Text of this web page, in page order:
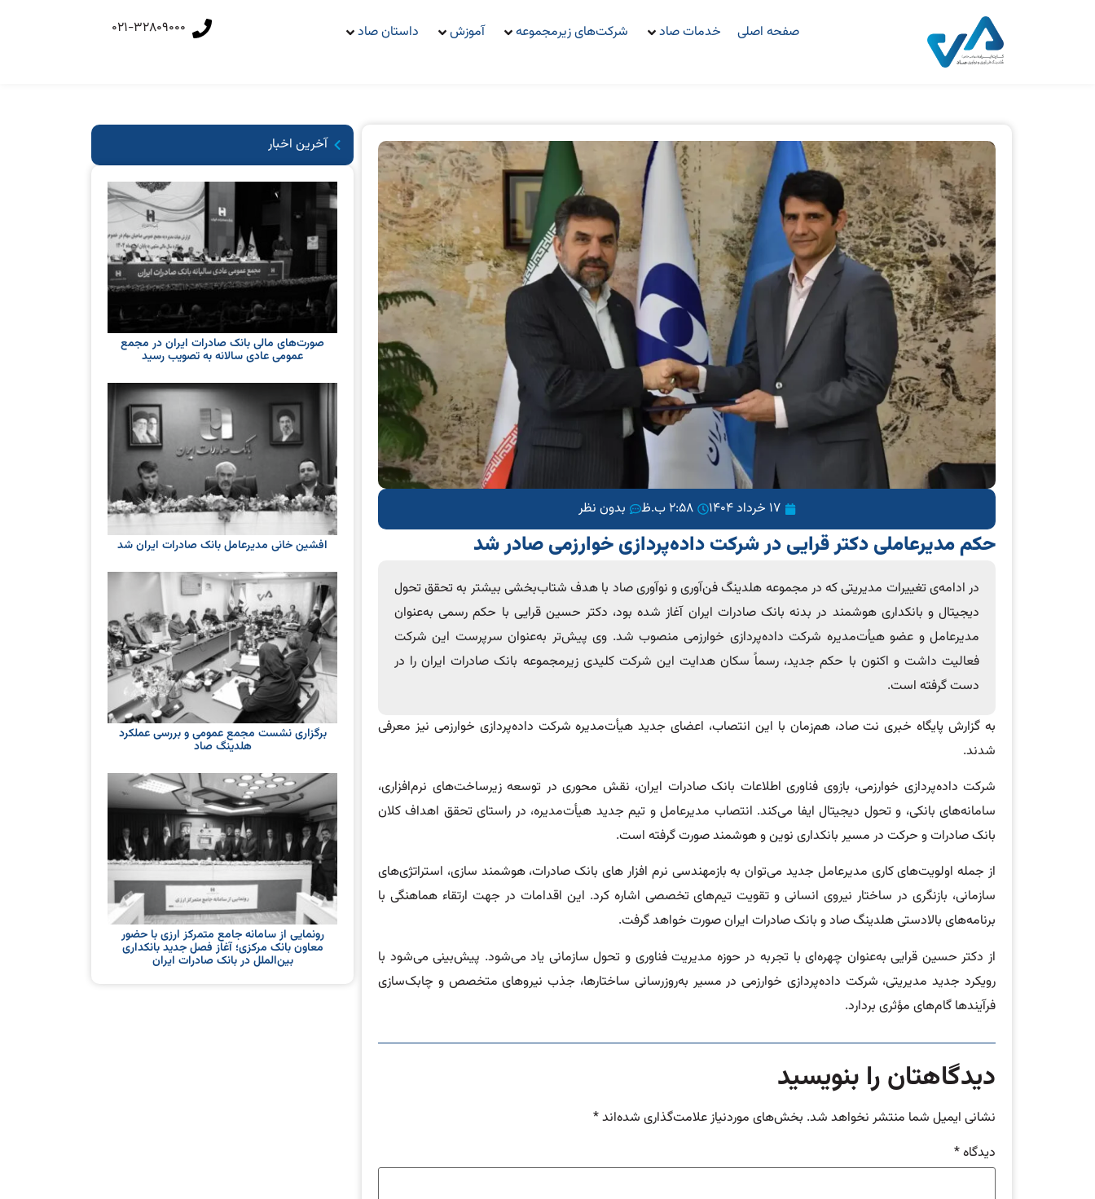
صفحه اصلی خدمات صاد شرکت‌های زیرمجموعه آموزش داستان صاد 021-32809000
17 خرداد 1404 2:58 ب.ظ بدون نظر
حکم مدیرعاملی دکتر قرایی در شرکت داده‌پردازی خوارزمی صادر شد
در ادامه‌ی تغییرات مدیریتی که در مجموعه هلدینگ فن‌آوری و نوآوری صاد با هدف شتاب‌بخشی بیشتر به تحقق تحول
دیجیتال و بانکداری هوشمند در بدنه بانک صادرات ایران آغاز شده بود، دکتر حسین قرایی با حکم رسمی به‌عنوان
مدیرعامل و عضو هیأت‌مدیره شرکت داده‌پردازی خوارزمی منصوب شد. وی پیش‌تر به‌عنوان سرپرست این شرکت
فعالیت داشت و اکنون با حکم جدید، رسماً سکان هدایت این شرکت کلیدی زیرمجموعه بانک صادرات ایران را در
دست گرفته است.
به گزارش پایگاه خبری نت صاد، هم‌زمان با این انتصاب، اعضای جدید هیأت‌مدیره شرکت داده‌پردازی خوارزمی نیز معرفی
شدند.
شرکت داده‌پردازی خوارزمی، بازوی فناوری اطلاعات بانک صادرات ایران، نقش محوری در توسعه زیرساخت‌های نرم‌افزاری،
سامانه‌های بانکی، و تحول دیجیتال ایفا می‌کند. انتصاب مدیرعامل و تیم جدید هیأت‌مدیره، در راستای تحقق اهداف کلان
بانک صادرات و حرکت در مسیر بانکداری نوین و هوشمند صورت گرفته است.
از جمله اولویت‌های کاری مدیرعامل جدید می‌توان به بازمهندسی نرم افزار های بانک صادرات، هوشمند سازی، استراتژی‌های
سازمانی، بازنگری در ساختار نیروی انسانی و تقویت تیم‌های تخصصی اشاره کرد. این اقدامات در جهت ارتقاء هماهنگی با
برنامه‌های بالادستی هلدینگ صاد و بانک صادرات ایران صورت خواهد گرفت.
از دکتر حسین قرایی به‌عنوان چهره‌ای با تجربه در حوزه مدیریت فناوری و تحول سازمانی یاد می‌شود. پیش‌بینی می‌شود با
رویکرد جدید مدیریتی، شرکت داده‌پردازی خوارزمی در مسیر به‌روزرسانی ساختارها، جذب نیروهای متخصص و چابک‌سازی
فرآیندها گام‌های مؤثری بردارد.
دیدگاهتان را بنویسید
نشانی ایمیل شما منتشر نخواهد شد. بخش‌های موردنیاز علامت‌گذاری شده‌اند*
دیدگاه*
آخرین اخبار
صورت‌های مالی بانک صادرات ایران در مجمع
عمومی عادی سالانه به تصویب رسید
افشین خانی مدیرعامل بانک صادرات ایران شد
برگزاری نشست مجمع عمومی و بررسی عملکرد
هلدینگ صاد
رونمایی از سامانه جامع متمرکز ارزی با حضور
معاون بانک مرکزی؛ آغاز فصل جدید بانکداری
بین‌الملل در بانک صادرات ایران